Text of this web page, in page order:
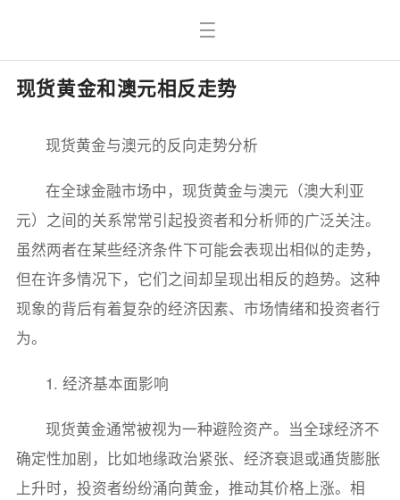
现货黄金和澳元相反走势
现货黄金与澳元的反向走势分析
在全球金融市场中，现货黄金与澳元（澳大利亚
元）之间的关系常常引起投资者和分析师的广泛关注。
虽然两者在某些经济条件下可能会表现出相似的走势，
但在许多情况下，它们之间却呈现出相反的趋势。这种
现象的背后有着复杂的经济因素、市场情绪和投资者行
为。
1. 经济基本面影响
现货黄金通常被视为一种避险资产。当全球经济不
确定性加剧，比如地缘政治紧张、经济衰退或通货膨胀
上升时，投资者纷纷涌向黄金，推动其价格上涨。相